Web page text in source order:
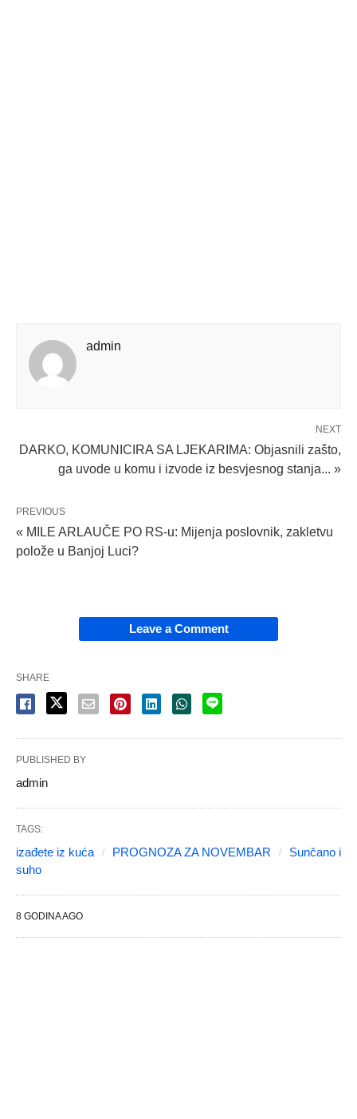
admin
NEXT
DARKO, KOMUNICIRA SA LJEKARIMA: Objasnili zašto,
ga uvode u komu i izvode iz besvjesnog stanja... »
PREVIOUS
« MILE ARLAUČE PO RS-u: Mijenja poslovnik, zakletvu
polože u Banjoj Luci?
Leave a Comment
SHARE
PUBLISHED BY
admin
TAGS:
izađete iz kuća PROGNOZA ZA NOVEMBAR
Sunčano i
suho
8 GODINA AGO